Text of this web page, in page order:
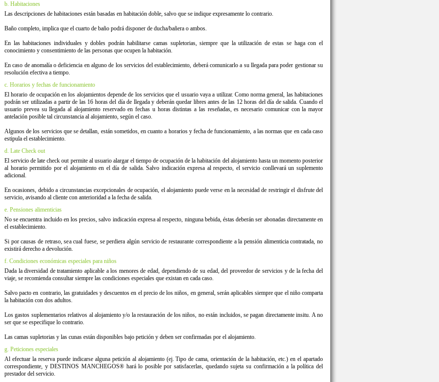
b. Habitaciones
Las descripciones de habitaciones están basadas en habitación doble, salvo que se indique expresamente lo contrario.
Baño completo, implica que el cuarto de baño podrá disponer de ducha/bañera o ambos.
En las habitaciones individuales y dobles podrán habilitarse camas supletorias, siempre que la utilización de estas se haga con el
conocimiento y consentimiento de las personas que ocupen la habitación.
En caso de anomalía o deficiencia en alguno de los servicios del establecimiento, deberá comunicarlo a su llegada para poder gestionar su
resolución efectiva a tiempo.
c. Horarios y fechas de funcionamiento
El horario de ocupación en los alojamientos depende de los servicios que el usuario vaya a utilizar. Como norma general, las habitaciones
podrán ser utilizadas a partir de las 16 horas del día de llegada y deberán quedar libres antes de las 12 horas del día de salida. Cuando el
usuario prevea su llegada al alojamiento reservado en fechas u horas distintas a las reseñadas, es necesario comunicar con la mayor
antelación posible tal circunstancia al alojamiento, según el caso.
Algunos de los servicios que se detallan, están sometidos, en cuanto a horarios y fecha de funcionamiento, a las normas que en cada caso
estipula el establecimiento.
d. Late Check out
El servicio de late check out permite al usuario alargar el tiempo de ocupación de la habitación del alojamiento hasta un momento posterior
al horario permitido por el alojamiento en el día de salida. Salvo indicación expresa al respecto, el servicio conllevará un suplemento
adicional.
En ocasiones, debido a circunstancias excepcionales de ocupación, el alojamiento puede verse en la necesidad de restringir el disfrute del
servicio, avisando al cliente con anterioridad a la fecha de salida.
e. Pensiones alimenticias
No se encuentra incluido en los precios, salvo indicación expresa al respecto, ninguna bebida, éstas deberán ser abonadas directamente en
el establecimiento.
Si por causas de retraso, sea cual fuese, se perdiera algún servicio de restaurante correspondiente a la pensión alimenticia contratada, no
existirá derecho a devolución.
f. Condiciones económicas especiales para niños
Dada la diversidad de tratamiento aplicable a los menores de edad, dependiendo de su edad, del proveedor de servicios y de la fecha del
viaje, se recomienda consultar siempre las condiciones especiales que existan en cada caso.
Salvo pacto en contrario, las gratuidades y descuentos en el precio de los niños, en general, serán aplicables siempre que el niño comparta
la habitación con dos adultos.
Los gastos suplementarios relativos al alojamiento y/o la restauración de los niños, no están incluidos, se pagan directamente insitu. A no
ser que se especifique lo contrario.
Las camas supletorias y las cunas están disponibles bajo petición y deben ser confirmadas por el alojamiento.
g. Peticiones especiales
Al efectuar la reserva puede indicarse alguna petición al alojamiento (ej. Tipo de cama, orientación de la habitación, etc.) en el apartado
correspondiente, y DESTINOS MANCHEGOS® hará lo posible por satisfacerlas, quedando sujeta su confirmación a la política del
prestador del servicio.